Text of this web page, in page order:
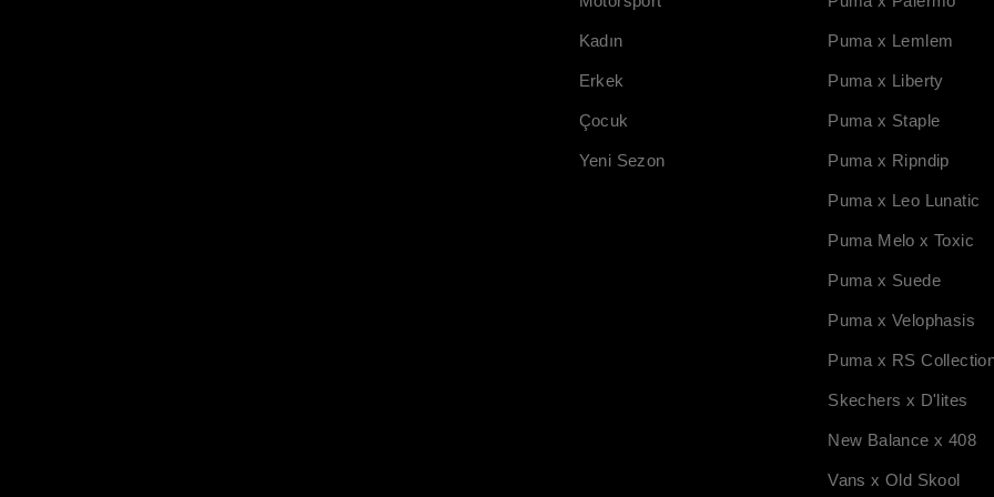
Kadın
Erkek
Çocuk
Yeni Sezon
Puma x Lemlem
Puma x Liberty
Puma x Staple
Puma x Ripndip
Puma x Leo Lunatic
Puma Melo x Toxic
Puma x Suede
Puma x Velophasis
Puma x RS
Skechers x D'lites
New Balance x 408
Vans x Old Skool